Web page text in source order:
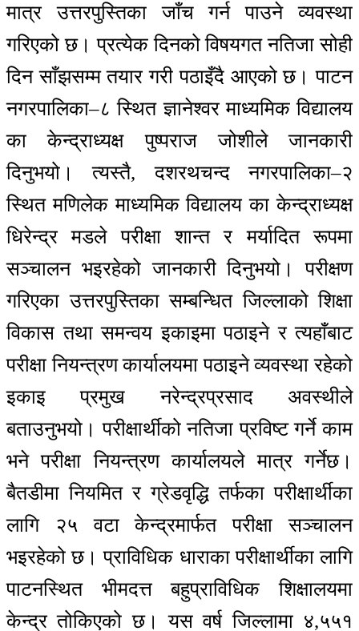
मात्र उत्तरपुस्तिका जाँच गर्न पाउने व्यवस्था
गरिएको छ। प्रत्येक दिनको विषयगत नतिजा सोही
दिन साँझसम्म तयार गरी पठाइँदै आएको छ। पाटन
नगरपालिका–८ स्थित ज्ञानेश्वर माध्यमिक विद्यालय
का केन्द्राध्यक्ष पुष्पराज जोशीले जानकारी
दिनुभयो। त्यस्तै, दशरथचन्द नगरपालिका–२
स्थित मणिलेक माध्यमिक विद्यालय का केन्द्राध्यक्ष
धिरेन्द्र मडले परीक्षा शान्त र मर्यादित रूपमा
सञ्चालन भइरहेको जानकारी दिनुभयो। परीक्षण
गरिएका उत्तरपुस्तिका सम्बन्धित जिल्लाको शिक्षा
विकास तथा समन्वय इकाइमा पठाइने र त्यहाँबाट
परीक्षा नियन्त्रण कार्यालयमा पठाइने व्यवस्था रहेको
इकाइ प्रमुख नरेन्द्रप्रसाद अवस्थीले
बताउनुभयो। परीक्षार्थीको नतिजा प्रविष्ट गर्ने काम
भने परीक्षा नियन्त्रण कार्यालयले मात्र गर्नेछ।
बैतडीमा नियमित र ग्रेडवृद्धि तर्फका परीक्षार्थीका
लागि २५ वटा केन्द्रमार्फत परीक्षा सञ्चालन
भइरहेको छ। प्राविधिक धाराका परीक्षार्थीका लागि
पाटनस्थित भीमदत्त बहुप्राविधिक शिक्षालयमा
केन्द्र तोकिएको छ। यस वर्ष जिल्लामा ४,५५१